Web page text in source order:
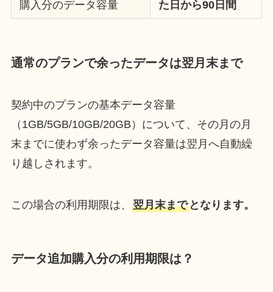
購入分のデータ容量 た日から90日間
通常のプランで余ったデータは翌月末まで
契約中のプランの基本データ容量
（1GB/5GB/10GB/20GB）について、その月の月
末までに使わず余ったデータ容量は翌月へ自動繰
り越しされます。
この場合の利用期限は、 翌月末までとなります。
データ追加購入分の利用期限は？